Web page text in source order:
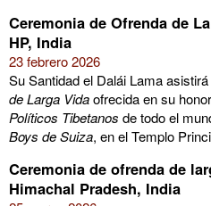
Ceremonia de Ofrenda de
HP, India
23 febrero 2026
Su Santidad el Dalái Lama
de Larga Vidaofrecida en su
Políticos Tibetanos de todo el
Boys de Suiza, en el Templo
Ceremonia de ofrenda de
Himachal Pradesh, India